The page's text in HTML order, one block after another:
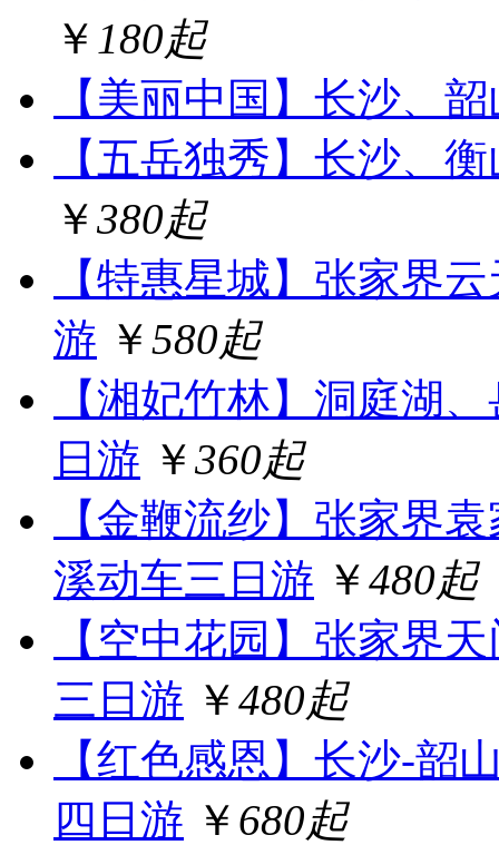
￥ 180起
【美丽中国】长沙、
【五岳独秀】长沙、
￥380起
【特惠星城】张家界
游 ￥580起
【湘妃竹林】洞庭湖
日游 ￥360起
【金鞭流纱】张家界
溪动车三日游 ￥480起
【空中花园】张家界
三日游 ￥480起
【红色感恩】长沙-韶
四日游 ￥ 680起